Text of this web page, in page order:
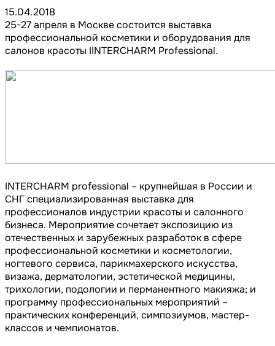
15.04.2018
25-27 апреля в Москве состоится выставка
профессиональной косметики и оборудования для
салонов красоты IINTERCHARM Professional.
INTERCHARM professional – крупнейшая в России и
СНГ специализированная выставка для
профессионалов индустрии красоты и салонного
бизнеса. Мероприятие сочетает экспозицию из
отечественных и зарубежных разработок в сфере
профессиональной косметики и косметологии,
ногтевого сервиса, парикмахерского искусства,
визажа, дерматологии, эстетической медицины,
трихологии, подологии и перманентного макияжа; и
программу профессиональных мероприятий –
практических конференций, симпозиумов, мастер-
классов и чемпионатов.